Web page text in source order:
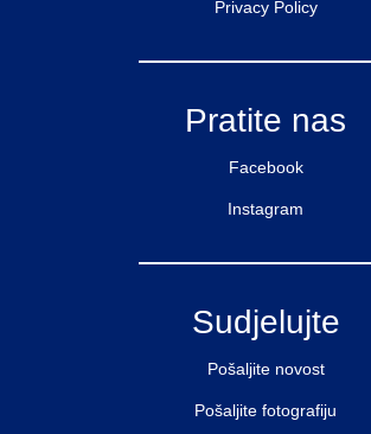
Privacy Policy
Pratite nas
Facebook
Instagram
Sudjelujte
Pošaljite novost
Pošaljite fotografiju